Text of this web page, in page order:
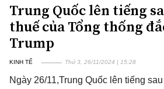
Trung Quốc lên tiếng
thuế của Tổng thống
Trump
KINH TẾ Thứ 3, 26/11/2024 | 15:28
Ngày 26/11,Trung Quốc lên tiếng